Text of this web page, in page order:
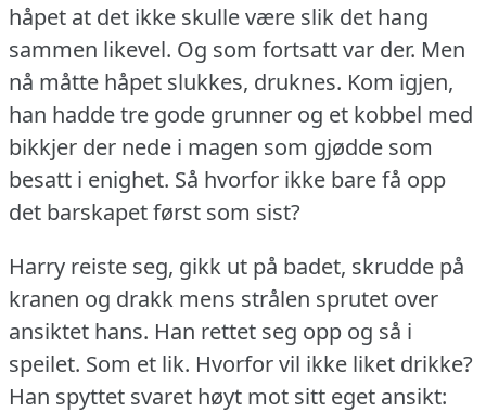
håpet at det ikke skulle være slik det hang
sammen likevel. Og som fortsatt var der. Men
nå måtte håpet slukkes, druknes. Kom igjen,
han hadde tre gode grunner og et kobbel med
bikkjer der nede i magen som gjødde som
besatt i enighet. Så hvorfor ikke bare få opp
det barskapet først som sist?
Harry reiste seg, gikk ut på badet, skrudde på
kranen og drakk mens strålen sprutet over
ansiktet hans. Han rettet seg opp og så i
speilet. Som et lik. Hvorfor vil ikke liket drikke?
Han spyttet svaret høyt mot sitt eget ansikt: